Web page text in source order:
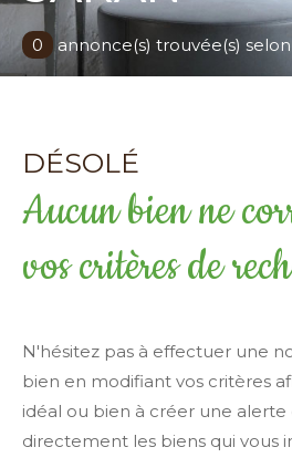
0 annonce(s) trouvée(s)
DÉSOLÉ
Aucun bien ne
vos critères de
N'hésitez pas à effectuer une
bien en modifiant vos critères
idéal ou bien à créer une
directement les biens qui vous
Surface
terrain
Surface terrain
Pièces
Pièces
Référence
AFFINER LES
TERRASSE